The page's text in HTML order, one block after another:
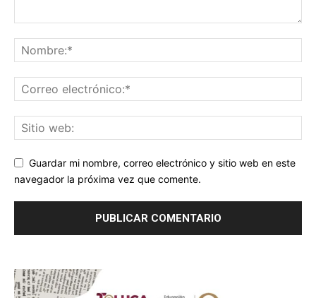
Guardar mi nombre, correo electrónico y sitio web en este
navegador la próxima vez que comente.